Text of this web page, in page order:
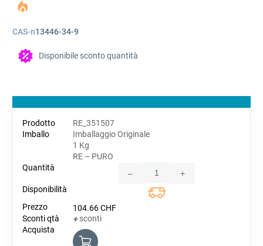
CAS-n13446-34-9
Disponibile sconto quantità
RE_351507
Imballaggio Originale
1 Kg
RE – PURO
Quantity
– +
104.66CHF
+sconti